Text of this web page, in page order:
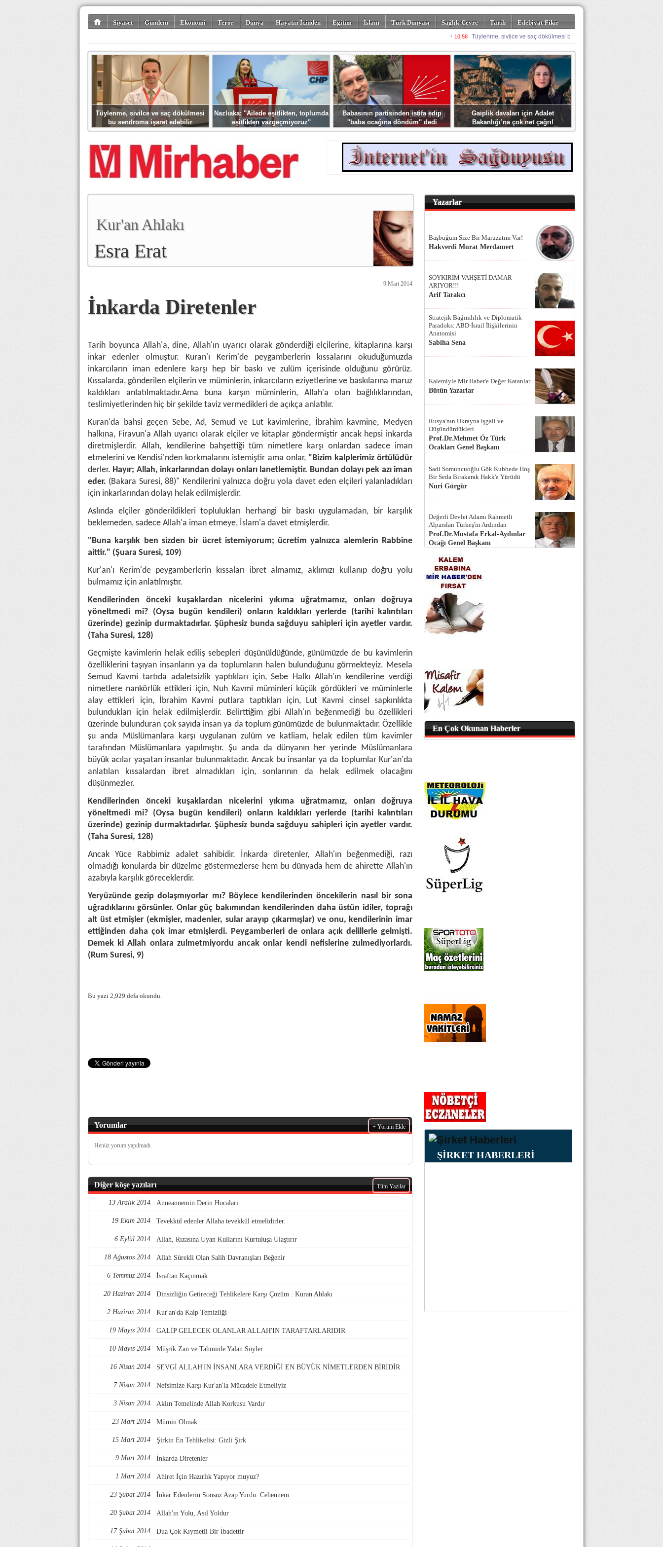
Siyaset Gündem Ekonomi Terör Dünya Hayatın İçinden Eğitim İslam Türk Dünyası Sağlık-Çevre Tarih
Edebiyat-Fikir
Tüylenme, sivilce ve saç dökülmesi
bu sendroma işaret edebilir
Nazlıaka: ''Ailede eşitlikten, toplumda
eşitlikten vazgeçmiyoruz''
Babasının partisinden istifa edip
''baba ocağına döndüm'' dedi
Gaiplik davaları için Adalet
Bakanlığı’na çok net çağrı!
Kur'an Ahlakı
Esra Erat
9 Mart 2014
İnkarda Diretenler
Tarih boyunca Allah'a, dine, Allah'ın uyarıcı olarak gönderdiği elçilerine, kitaplarına karşı
inkar edenler olmuştur. Kuran'ı Kerim'de peygamberlerin kıssalarını okuduğumuzda
inkarcıların iman edenlere karşı hep bir baskı ve zulüm içerisinde olduğunu görürüz.
Kıssalarda, gönderilen elçilerin ve müminlerin, inkarcıların eziyetlerine ve baskılarına maruz
kaldıkları anlatılmaktadır.Ama buna karşın müminlerin, Allah'a olan bağlılıklarından,
teslimiyetlerinden hiç bir şekilde taviz vermedikleri de açıkça anlatılır.
Kuran'da bahsi geçen Sebe, Ad, Semud ve Lut kavimlerine, İbrahim kavmine, Medyen
halkına, Firavun'a Allah uyarıcı olarak elçiler ve kitaplar göndermiştir ancak hepsi inkarda
diretmişlerdir. Allah, kendilerine bahşettiği tüm nimetlere karşı onlardan sadece iman
etmelerini ve Kendisi'nden korkmalarını istemiştir ama onlar,"Bizim kalplerimiz örtülüdür
derler. Hayır; Allah, inkarlarından dolayı onları lanetlemiştir. Bundan dolayı pek azı iman
eder. (Bakara Suresi, 88)" Kendilerini yalnızca doğru yola davet eden elçileri yalanladıkları
için inkarlarından dolayı helak edilmişlerdir.
Aslında elçiler gönderildikleri toplulukları herhangi bir baskı uygulamadan, bir karşılık
beklemeden, sadece Allah'a iman etmeye, İslam'a davet etmişlerdir.
"Buna karşılık ben sizden bir ücret istemiyorum; ücretim yalnızca alemlerin Rabbine
aittir." (Şuara Suresi, 109)
Kur'an'ı Kerim'de peygamberlerin kıssaları ibret almamız, aklımızı kullanıp doğru yolu
bulmamız için anlatılmıştır.
Kendilerinden önceki kuşaklardan nicelerini yıkıma uğratmamız, onları doğruya
yöneltmedi mi? (Oysa bugün kendileri) onların kaldıkları yerlerde (tarihi kalıntıları
üzerinde) gezinip durmaktadırlar. Şüphesiz bunda sağduyu sahipleri için ayetler vardır.
(Taha Suresi, 128)
Geçmişte kavimlerin helak ediliş sebepleri düşünüldüğünde, günümüzde de bu kavimlerin
özelliklerini taşıyan insanların ya da toplumların halen bulunduğunu görmekteyiz. Mesela
Semud Kavmi tartıda adaletsizlik yaptıkları için, Sebe Halkı Allah'ın kendilerine verdiği
nimetlere nankörlük ettikleri için, Nuh Kavmi müminleri küçük gördükleri ve müminlerle
alay ettikleri için, İbrahim Kavmi putlara taptıkları için, Lut Kavmi cinsel sapkınlıkta
bulundukları için helak edilmişlerdir. Belirttiğim gibi Allah'ın beğenmediği bu özellikleri
üzerinde bulunduran çok sayıda insan ya da toplum günümüzde de bulunmaktadır. Özellikle
şu anda Müslümanlara karşı uygulanan zulüm ve katliam, helak edilen tüm kavimler
tarafından Müslümanlara yapılmıştır. Şu anda da dünyanın her yerinde Müslümanlara
büyük acılar yaşatan insanlar bulunmaktadır. Ancak bu insanlar ya da toplumlar Kur'an'da
anlatılan kıssalardan ibret almadıkları için, sonlarının da helak edilmek olacağını
düşünmezler.
Kendilerinden önceki kuşaklardan nicelerini yıkıma uğratmamız, onları doğruya
yöneltmedi mi? (Oysa bugün kendileri) onların kaldıkları yerlerde (tarihi kalıntıları
üzerinde) gezinip durmaktadırlar. Şüphesiz bunda sağduyu sahipleri için ayetler vardır.
(Taha Suresi, 128)
Ancak Yüce Rabbimiz adalet sahibidir. İnkarda diretenler, Allah'ın beğenmediği, razı
olmadığı konularda bir düzelme göstermezlerse hem bu dünyada hem de ahirette Allah'ın
azabıyla karşılık göreceklerdir.
Yeryüzünde gezip dolaşmıyorlar mı? Böylece kendilerinden öncekilerin nasıl bir sona
uğradıklarını görsünler. Onlar güç bakımından kendilerinden daha üstün idiler, toprağı
alt üst etmişler (ekmişler, madenler, sular arayıp çıkarmışlar) ve onu, kendilerinin imar
ettiğinden daha çok imar etmişlerdi. Peygamberleri de onlara açık delillerle gelmişti.
Demek ki Allah onlara zulmetmiyordu ancak onlar kendi nefislerine zulmediyorlardı.
(Rum Suresi, 9)
Bu yazı 2,929 defa okundu.
Yorumlar + Yorum Ekle
Henüz yorum yapılmadı.
Diğer köşe yazıları Tüm Yazılar
13 Aralık 2014 Anneannemin Derin Hocaları
19 Ekim 2014 Tevekkül edenler Allaha tevekkül etmelidirler.
6 Eylül 2014 Allah, Rızasına Uyan Kullarını Kurtuluşa Ulaştırır
18 Ağustos 2014 Allah Sürekli Olan Salih Davranışları Beğenir
6 Temmuz 2014 İsraftan Kaçınmak
20 Haziran 2014 Dinsizliğin Getireceği Tehlikelere Karşı Çözüm : Kuran Ahlakı
2 Haziran 2014 Kur'an'da Kalp Temizliği
19 Mayıs 2014 GALİP GELECEK OLANLAR ALLAH'IN TARAFTARLARIDIR
10 Mayıs 2014 Müşrik Zan ve Tahminle Yalan Söyler
16 Nisan 2014 SEVGİ ALLAH'IN İNSANLARA VERDİĞİ EN BÜYÜK NİMETLERDEN BİRİDİR
7 Nisan 2014 Nefsimize Karşı Kur'an'la Mücadele Etmeliyiz
3 Nisan 2014 Aklın Temelinde Allah Korkusu Vardır
23 Mart 2014 Mümin Olmak
15 Mart 2014 Şirkin En Tehlikelisi: Gizli Şirk
9 Mart 2014 İnkarda Diretenler
1 Mart 2014 Ahiret İçin Hazırlık Yapıyor muyuz?
23 Şubat 2014 İnkar Edenlerin Sonsuz Azap Yurdu: Cehennem
20 Şubat 2014 Allah'ın Yolu, Asıl Yoldur
17 Şubat 2014 Dua Çok Kıymetli Bir İbadettir
Yazarlar
Başbuğum Size Bir Maruzatım Var!
Hakverdi Murat Merdamert
SOYKIRIM VAHŞETİ DAMAR
ARIYOR!!!
Arif Tarakcı
Stratejik Bağımlılık ve Diplomatik
Paradoks: ABD-İsrail İlişkilerinin
Anatomisi
Sabiha Sena
Kalemiyle Mir Haber'e Değer Katanlar
Bütün Yazarlar
Rusya'nın Ukrayna işgali ve
Düşündürdükleri
Prof.Dr.Mehmet Öz Türk
Ocakları Genel Başkanı
Sadi Somuncuoğlu Gök Kubbede Hoş
Bir Seda Bırakarak Hakk'a Yürüdü
Nuri Gürgür
Değerli Devlet Adamı Rahmetli
Alparslan Türkeş'in Ardından
Prof.Dr.Mustafa Erkal-Aydınlar
Ocağı Genel Başkanı
En Çok Okunan Haberler
ŞİRKET HABERLERİ